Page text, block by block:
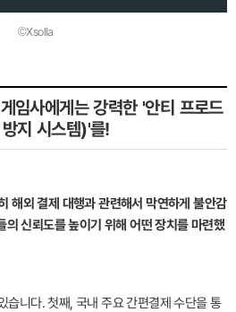
©Xsolla
임사에게는 강력한 '안티 프로드
지 시스템)'를!
해외 결제 대행과 관련해서 막연하게 불안감
의 신뢰도를 높이기 위해 어떤 장치를 마련했
습니다. 첫째, 국내 주요 간편결제 수단을 통